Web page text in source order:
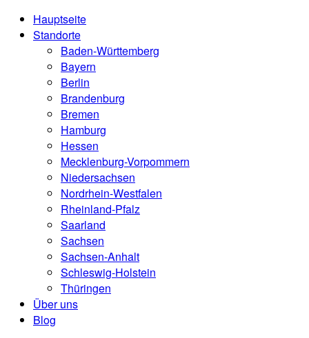
Hauptseite
Standorte
Baden-Württemberg
Bayern
Berlin
Brandenburg
Bremen
Hamburg
Hessen
Mecklenburg-Vorpommern
Niedersachsen
Nordrhein-Westfalen
Rheinland-Pfalz
Saarland
Sachsen
Sachsen-Anhalt
Schleswig-Holstein
Thüringen
Über uns
Blog